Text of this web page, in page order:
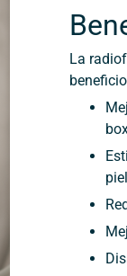
La
piel